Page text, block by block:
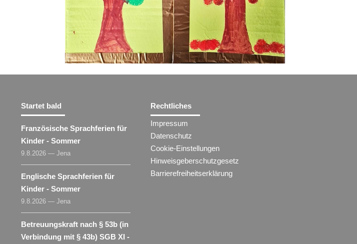
Startet bald
Französische Sprachferien für
Kinder - Sommer
9.8.2026 — Jena
Englische Sprachferien für
Kinder - Sommer
9.8.2026 — Jena
Betreuungskraft nach § 53b (in
Verbindung mit § 43b) SGB XI -
Rechtliches
Impressum
Datenschutz
Cookie-Einstellungen
Hinweisgeberschutzgesetz
Barrierefreiheitserklärung